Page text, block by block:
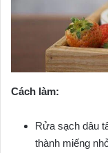
Cách làm:
Rửa sạch dâu
thành miếng